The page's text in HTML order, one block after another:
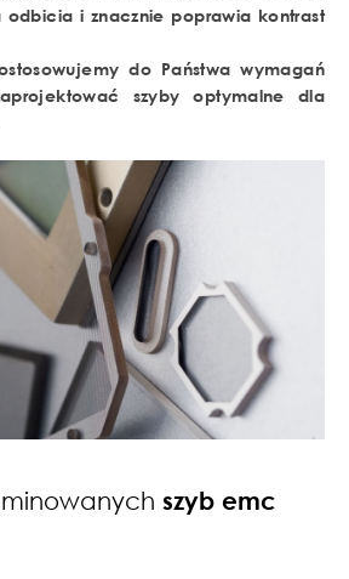
odbicia i znacznie poprawia kontrast
do Państwa wymagań
szyby optymalne dla
szyb emc